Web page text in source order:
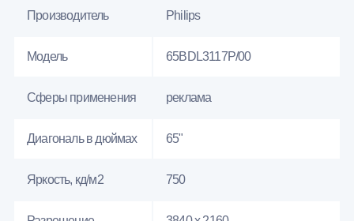
Производитель Philips
Модель 65BDL3117P/00
Сферы применения реклама
Диагональ в дюймах 65"
Яркость, кд/м2 750